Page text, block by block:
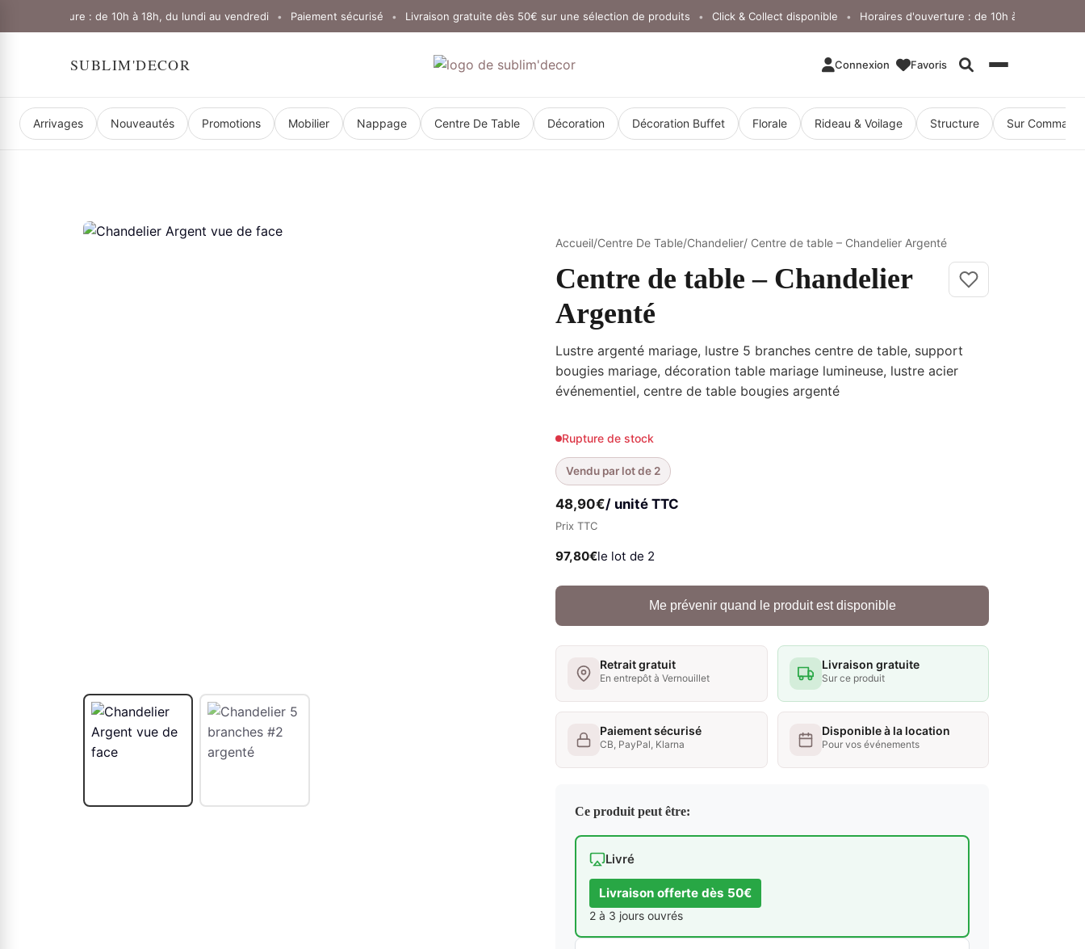
: de 10h à 18h, du lundi au vendredi • Paiement sécurisé • Livraison gratuite dès 50€ sur une sélection de produits • Click & Collect disponible • Horaires d'ouverture : de 10h à 18h, du lundi au
SUBLIM'DECOR Connexion Favoris
Rechercher
Arrivages Nouveautés Promotions Mobilier Nappage Centre De Table Décoration Décoration Buffet Florale Rideau & Voilage Structure Sur
Accueil/Centre De Table/Chandelier/ Centre de table – Chandelier Argenté
Centre de table – Chandelier
Argenté
Lustre argenté mariage, lustre 5 branches centre de table, support
bougies mariage, décoration table mariage lumineuse, lustre acier
événementiel, centre de table bougies argenté
Rupture de stock
Vendu par lot de 2
48,90€/ unité TTC
Prix TTC
97,80€le lot de 2
Me prévenir quand le produit est disponible
Retrait gratuit
En entrepôt à Vernouillet
Livraison gratuite
Sur ce produit
Paiement sécurisé
CB, PayPal, Klarna
Disponible à la location
Pour vos événements
Ce produit peut être:
Livré
Livraison offerte dès 50€
2 à 3 jours ouvrés